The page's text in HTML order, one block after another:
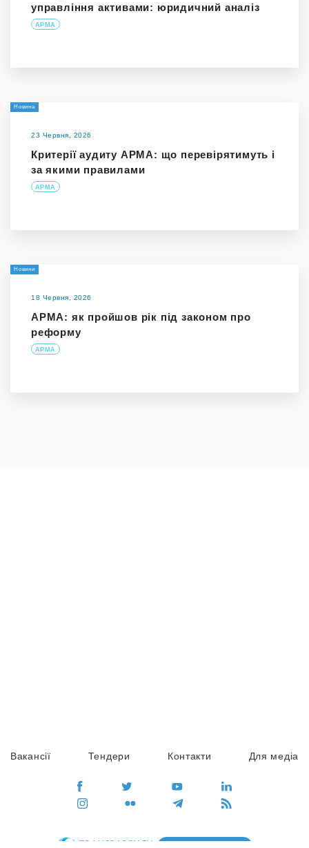
управління активами: юридичний аналіз
АРМА
Новина
23 Червня, 2026
Критерії аудиту АРМА: що перевірятимуть і
за якими правилами
АРМА
Новини
18 Червня, 2026
АРМА: як пройшов рік під законом про
реформу
АРМА
Вакансії Тендери Контакти Для медіа